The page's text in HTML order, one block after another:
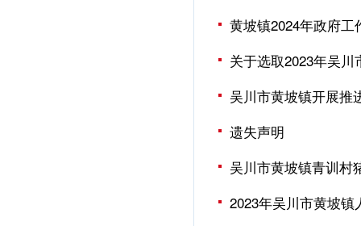
黄坡镇2024年政府工
关于选取2023年吴
吴川市黄坡镇开展推
遗失声明
吴川市黄坡镇青训村
2023年吴川市黄坡